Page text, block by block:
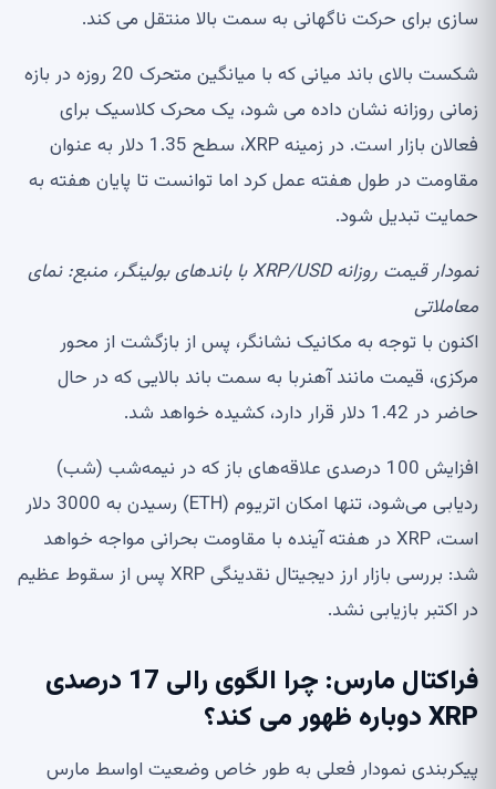
سازی برای حرکت ناگهانی به سمت بالا منتقل می کند.
شکست بالای باند میانی که با میانگین متحرک 20 روزه در بازه
زمانی روزانه نشان داده می شود، یک محرک کلاسیک برای
فعالان بازار است. در زمینه XRP، سطح 1.35 دلار به عنوان
مقاومت در طول هفته عمل کرد اما توانست تا پایان هفته به
حمایت تبدیل شود.
نمودار قیمت روزانه XRP/USD با باندهای بولینگر، منبع:
نمای
معاملاتی
اکنون با توجه به مکانیک نشانگر، پس از بازگشت از محور
مرکزی، قیمت مانند آهنربا به سمت باند بالایی که در حال
حاضر در 1.42 دلار قرار دارد، کشیده خواهد شد.
افزایش 100 درصدی علاقه‌های باز که در نیمه‌شب (شب)
ردیابی می‌شود، تنها امکان اتریوم (ETH) رسیدن به 3000 دلار
است، XRP در هفته آینده با مقاومت بحرانی مواجه خواهد
شد: بررسی بازار ارز دیجیتال نقدینگی XRP پس از سقوط عظیم
در اکتبر بازیابی نشد.
فراکتال مارس: چرا الگوی رالی 17 درصدی
XRP دوباره ظهور می کند؟
پیکربندی نمودار فعلی به طور خاص وضعیت اواسط مارس